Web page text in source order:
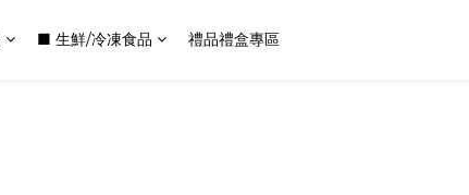
■ 生鮮/冷凍食品 禮品禮盒專區